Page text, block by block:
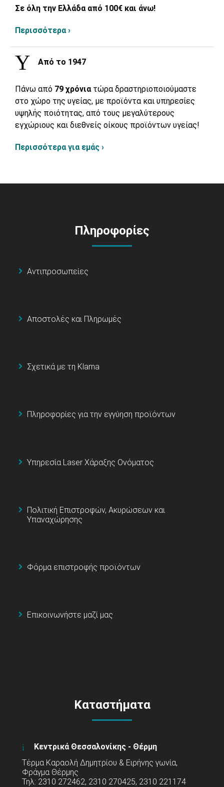
Σε όλη την Ελλάδα από 100€ και άνω!
Περισσότερα ›
Από το 1947
Πάνω από 79 χρόνια τώρα δραστηριοποιούμαστε
στο χώρο της υγείας, με προϊόντα και υπηρεσίες
υψηλής ποιότητας, από τους μεγαλύτερους
εγχώριους και διεθνείς οίκους προϊόντων υγείας!
Περισσότερα για εμάς ›
Πληροφορίες
Αντιπροσωπείες
Αποστολές και Πληρωμές
Σχετικά με τη Klarna
Πληροφορίες για την εγγύηση προϊόντων
Υπηρεσία Laser Χάραξης Ονόματος
Πολιτική Επιστροφών, Ακυρώσεων και
Υπαναχώρησης
Φόρμα επιστροφής προϊόντων
Επικοινωνήστε μαζί μας
Καταστήματα
Κεντρικά Θεσσαλονίκης - Θέρμη
Τέρμα Καραολή Δημητρίου & Ειρήνης γωνία,
Φράγμα Θέρμης
Τηλ: 2310 272462, 2310 270425, 2310 221174